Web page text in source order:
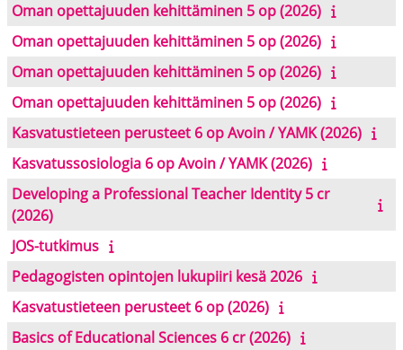
Oman opettajuuden kehittäminen 5 op (2026)
Oman opettajuuden kehittäminen 5 op (2026)
Oman opettajuuden kehittäminen 5 op (2026)
Oman opettajuuden kehittäminen 5 op (2026)
Kasvatustieteen perusteet 6 op Avoin / YAMK (2026)
Kasvatussosiologia 6 op Avoin / YAMK (2026)
Developing a Professional Teacher Identity 5 cr
(2026)
JOS-tutkimus
Pedagogisten opintojen lukupiiri kesä 2026
Kasvatustieteen perusteet 6 op (2026)
Basics of Educational Sciences 6 cr (2026)